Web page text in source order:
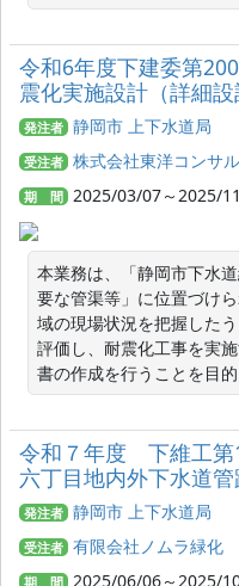
令和6年度下建委第
震化実施設計（詳細
発注者 静岡市 上下水道局
受注者 株式会社東洋コンサ
期 間 2025/03/07～2025/
本業務は、「静岡市下水
要な管渠等」に位置づけ
域の現場状況を把握した
評価し、耐震化工事を実
書の作成を行うことを目的
令和７年度 下維工
六丁目地内外下水道
発注者 静岡市 上下水道局
受注者 有限会社ノムラ緑化
期 間 2025/06/06～2025/